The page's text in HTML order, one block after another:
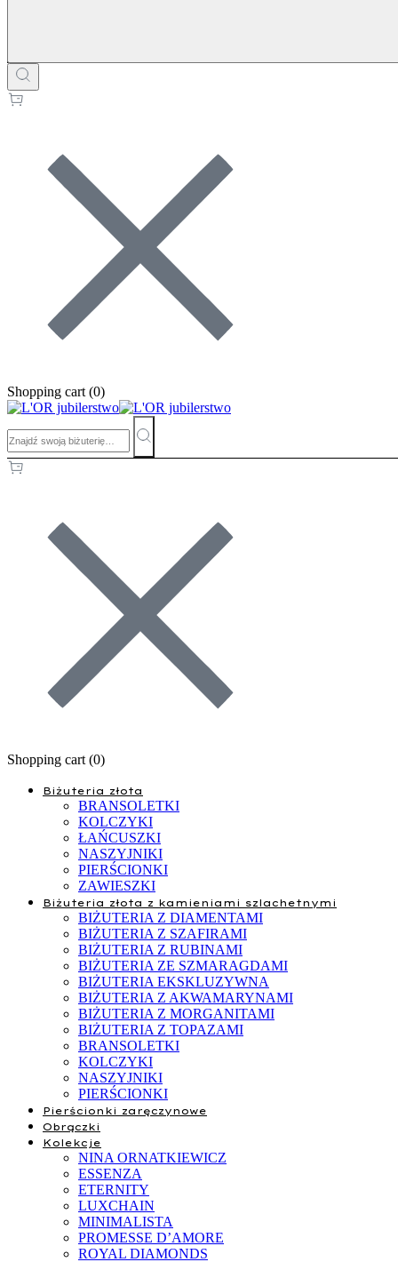
Shopping cart (0)
Shopping cart (0)
Biżuteria złota
BRANSOLETKI
KOLCZYKI
ŁAŃCUSZKI
NASZYJNIKI
PIERŚCIONKI
ZAWIESZKI
Biżuteria złota z kamieniami szlachetnymi
BIŻUTERIA Z DIAMENTAMI
BIŻUTERIA Z SZAFIRAMI
BIŻUTERIA Z RUBINAMI
BIŻUTERIA ZE SZMARAGDAMI
BIŻUTERIA EKSKLUZYWNA
BIŻUTERIA Z AKWAMARYNAMI
BIŻUTERIA Z MORGANITAMI
BIŻUTERIA Z TOPAZAMI
BRANSOLETKI
KOLCZYKI
NASZYJNIKI
PIERŚCIONKI
Pierścionki zaręczynowe
Obrączki
Kolekcje
NINA ORNATKIEWICZ
ESSENZA
ETERNITY
LUXCHAIN
MINIMALISTA
PROMESSE D’AMORE
ROYAL DIAMONDS